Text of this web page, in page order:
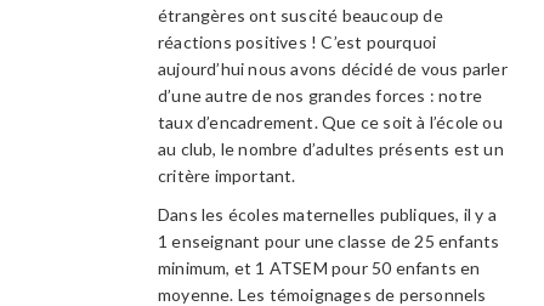
étrangères ont suscité beaucoup de
réactions positives ! C’est pourquoi
aujourd’hui nous avons décidé de vous parler
d’une autre de nos grandes forces : notre
taux d’encadrement. Que ce soit à l’école ou
au club, le nombre d’adultes présents est un
critère important.
Dans les écoles maternelles publiques, il y a
1 enseignant pour une classe de 25 enfants
minimum, et 1 ATSEM pour 50 enfants en
moyenne. Les témoignages de personnels